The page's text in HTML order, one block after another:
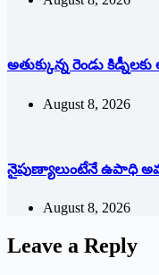
అతుక్కున్న రెండు కిడ్నీలకు
August 8, 2026
నైపుణ్యాలుంటేనే ఉపాధి
August 8, 2026
Leave a Reply